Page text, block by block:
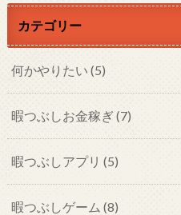
カテゴリー
何かやりたい (5)
暇つぶしお金稼ぎ(7)
暇つぶしアプリ (5)
暇つぶしゲーム (8)